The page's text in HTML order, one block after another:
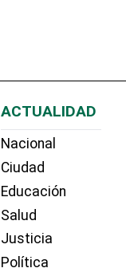
ACTUALIDAD
Nacional
Ciudad
Educación
Salud
Justicia
Política